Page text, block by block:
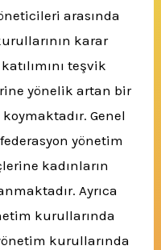
arasında
karar
teşvik
yönelik artan bir
Genel
yönetim
kadınların
Ayrıca
kurullarında
kurullarında